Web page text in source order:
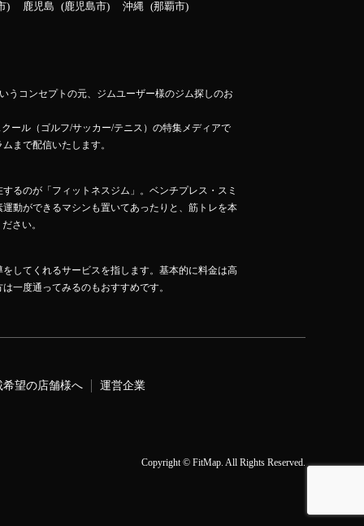
鹿児島 鹿児島市 沖縄 那覇市
うコンセプトの元、ジムユーザー様のジム探しのお
ール（ゴルフ/サッカー/テニス）の特集メディアで
まで配信いたします。
るのが「フィットネスジム」。ベンチプレス・スミ
動ができるマシンも置いてあったりと、筋トレを本
さい。
してくれるサービスを指します。基本的に料金は高
一度通ってみるのもおすすめです。
希望の店舗様へ 運営企業
Copyright © FitMap . All Rights Reserved.